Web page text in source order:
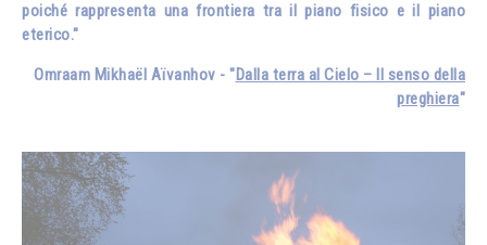
poiché rappresenta una frontiera tra il piano fisico e il piano
eterico."
Omraam Mikhaël Aïvanhov - "Dalla terra al Cielo – Il senso della
preghiera"